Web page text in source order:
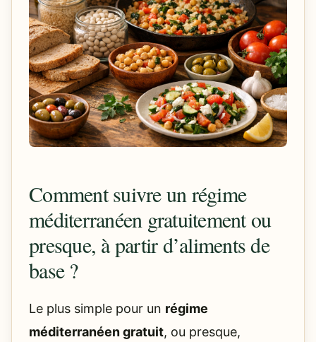
Comment suivre un régime
méditerranéen gratuitement ou
presque, à partir d’aliments de
base ?
Le plus simple pour un régime
méditerranéen gratuit, ou presque,